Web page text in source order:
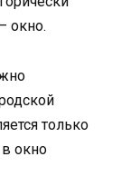
окно.
только
окно